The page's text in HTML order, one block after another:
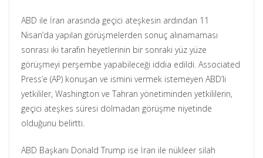
ABD ile İran arasında geçici ateşkesin ardından 11
Nisan’da yapılan görüşmelerden sonuç alınamaması
sonrası iki tarafın heyetlerinin bir sonraki yüz yüze
görüşmeyi perşembe yapabileceği iddia edildi. Associated
Press’e (AP) konuşan ve ismini vermek istemeyen ABD’li
yetkililer, Washington ve Tahran yönetiminden yetkililerin,
geçici ateşkes süresi dolmadan görüşme niyetinde
olduğunu belirtti.
ABD Başkanı Donald Trump ise İran ile nükleer silah